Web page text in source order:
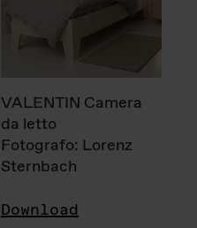
VALENTIN Camera
da letto
Fotografo: Lorenz
Sternbach
Download